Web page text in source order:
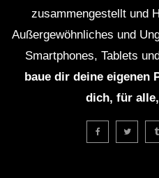
Fragen &
Wird es Live-
Ja, viele der Sets
auch diejenigen, die
zusammengestellt und
Außergewöhnliches und
Smartphones, Tablets
baue dir deine eigenen
dich, für